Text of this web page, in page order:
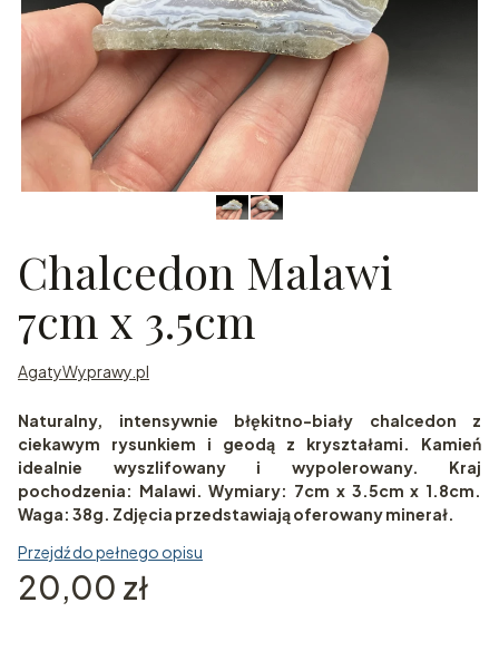
Chalcedon Malawi
7cm x 3.5cm
AgatyWyprawy.pl
Naturalny, intensywnie błękitno-biały chalcedon z
ciekawym rysunkiem i geodą z kryształami. Kamień
idealnie wyszlifowany i wypolerowany. Kraj
pochodzenia: Malawi. Wymiary: 7cm x 3.5cm x 1.8cm.
Waga: 38g. Zdjęcia przedstawiają oferowany minerał.
Przejdź do pełnego opisu
Cena
20,00 zł